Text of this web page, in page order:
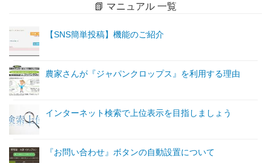
📗 マニュアル 一覧
【SNS簡単投稿】機能のご紹介
農家さんが『ジャパンクロップス』を利用する理由
インターネット検索で上位表示を目指しましょう
『お問い合わせ』ボタンの自動設置について